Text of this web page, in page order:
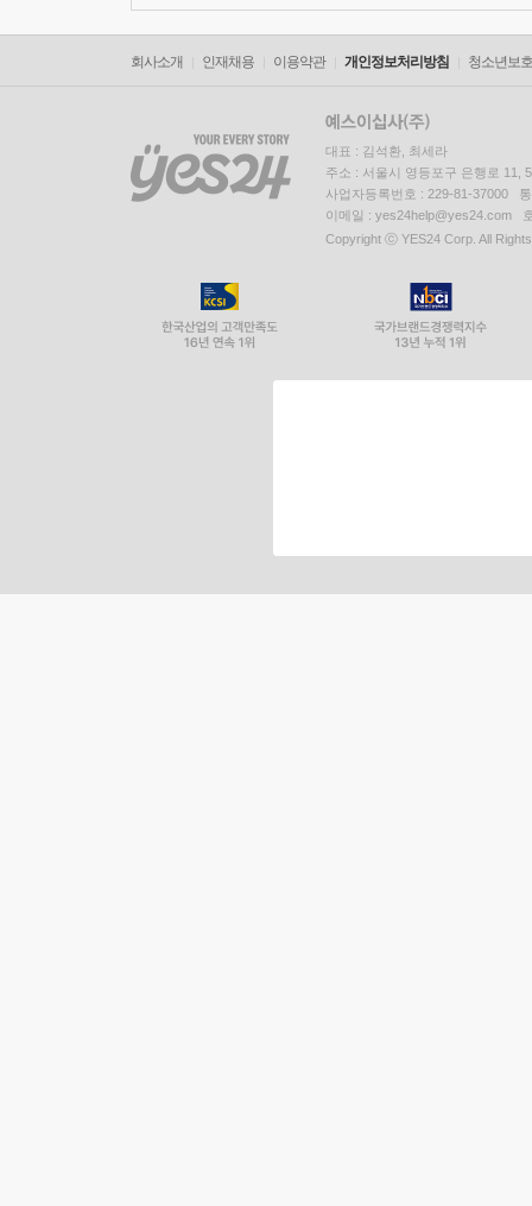
회사소개 인재채용 이용약관 개인정보처리방침 청소년보
대표 : 김석환, 최세라
주소 : 서울시 영등포구 은행로 11,
사업자등록번호 : 229-81-37000
이메일 : yes24help@yes24.com
Copyright ⓒ YES24 Corp. All